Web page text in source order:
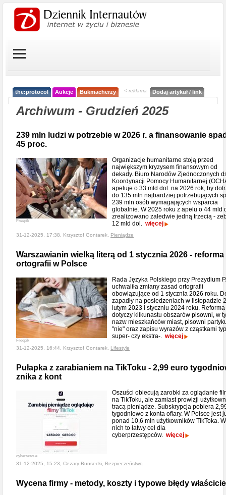
the:protocol Aukcje Bukmacherzy < reklama Dodaj artykuł / link
Archiwum - Grudzień 2025
239 mln ludzi w potrzebie w 2026 r. a finansowanie
45 proc.
Freepik
Organizacje humanitarne stoją przed
największym kryzysem finansowym od
dekady. Biuro Narodów Zjednoczonych
Koordynacji Pomocy Humanitarnej
apeluje o 33 mld dol. na 2026 rok, by
do 135 mln najbardziej potrzebujących
239 mln osób wymagających wsparcia
globalnie. W 2025 roku z apelu o 44 mld
zrealizowano zaledwie jedną trzecią -
12 mld dol. więcej
31-12-2025, 17:38, Krzysztof Gontarek, Pieniądze
Warszawianin wielką literą od 1 stycznia 2026 - reforma
ortografii w Polsce
Freepik
Rada Języka Polskiego przy Prezydium
uchwaliła zmiany zasad ortografii
obowiązujące od 1 stycznia 2026 roku.
zapadły na posiedzeniach w listopadzie
lutym 2023 i styczniu 2024 roku. Reforma
dotyczy kilkunastu obszarów pisowni, w
nazw mieszkańców miast, pisowni
"nie" oraz zapisu wyrazów z cząstkami
super- czy ekstra-. więcej
31-12-2025, 16:44, Krzysztof Gontarek, Lifestyle
Pułapka z zarabianiem na TikToku - 2,99 euro
znika z kont
cyberrescue
Oszuści obiecują zarobki za oglądanie
na TikToku, ale zamiast prowizji
tracą pieniądze. Subskrypcja pobiera
tygodniowo z konta ofiary. W Polsce jest
ponad 10,6 mln użytkowników TikToka.
nich to łatwy cel dla
cyberprzestępców. więcej
31-12-2025, 15:23, Cezary Bunsecki, Bezpieczeństwo
Wycena firmy - metody, koszty i typowe błędy